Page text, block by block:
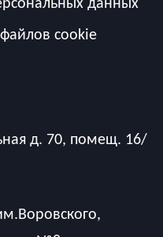
cookie
д. 70, помещ. 16/